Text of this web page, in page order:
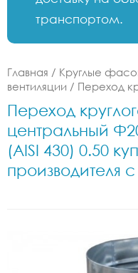
транспортом.
Главная / Круглые
вентиляции / Переход
Переход
центральный
(AISI 430) 0.50
производителя